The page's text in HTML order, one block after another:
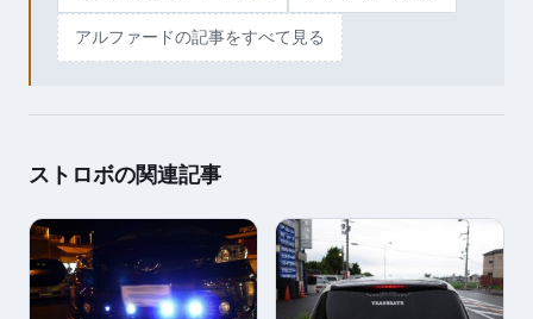
アルファードの記事をすべて見る
ストロボの関連記事